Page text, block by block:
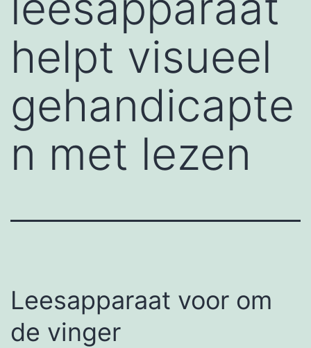
helpt visueel
gehandicapte
n met lezen
Leesapparaat voor om
de vinger